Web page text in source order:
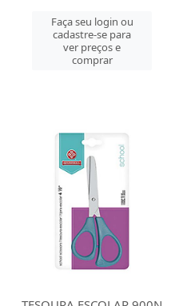
Faça seu login ou
cadastre-se para
ver preços e
comprar